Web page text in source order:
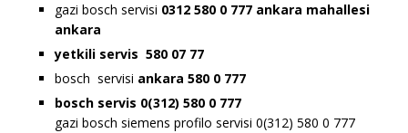
gazi bosch servisi 0312 580 0 777 ankara mahallesi
ankara
yetkili servis 580 07 77
bosch servisi ankara 580 0 777
bosch servis 0(312) 580 0 777
gazi bosch siemens profilo servisi 0(312) 580 0 777